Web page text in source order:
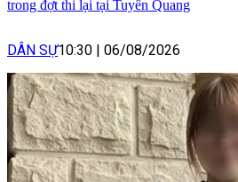
trong đợt thi lại tại Tuyên Quang
DÂN SỰ10:30 06/08/2026